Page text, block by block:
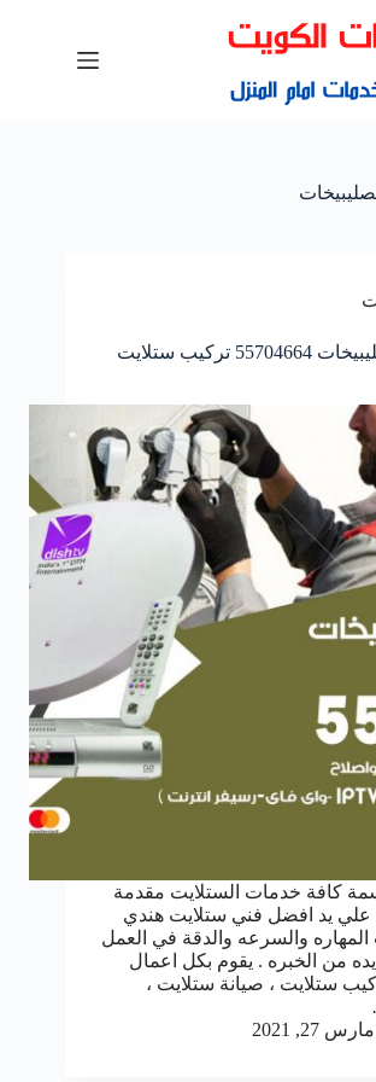
فني ستلايت الصليبيخات 55704664 تركيب ستلايت
كافة خدمات الستلايت مقدمة
علي يد افضل فني ستلايت هندي
والسرعه والدقة في العمل
من الخبره . يقوم بكل اعمال
ستلايت ، صيانة ستلايت ،
مارس 27, 2021